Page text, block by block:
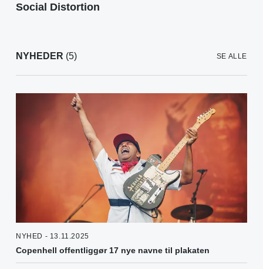
Social Distortion
NYHEDER (5) SE ALLE
NYHED - 13.11.2025
Copenhell offentliggør 17 nye navne til plakaten